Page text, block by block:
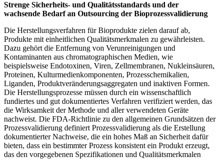
Strenge Sicherheits- und Qualitätsstandards und der
wachsende Bedarf an Outsourcing der Bioprozessvalidierung
Die Herstellungsverfahren für Bioprodukte zielen darauf ab,
Produkte mit einheitlichen Qualitätsmerkmalen zu gewährleisten.
Dazu gehört die Entfernung von Verunreinigungen und
Kontaminanten aus chromatographischen Medien, wie
beispielsweise Endotoxinen, Viren, Zellmembranen, Nukleinsäuren,
Proteinen, Kulturmedienkomponenten, Prozesschemikalien,
Liganden, Produktveränderungsaggregaten und inaktiven Formen.
Die Herstellungsprozesse müssen durch ein wissenschaftlich
fundiertes und gut dokumentiertes Verfahren verifiziert werden, das
die Wirksamkeit der Methode und aller verwendeten Geräte
nachweist. Die FDA-Richtlinie zu den allgemeinen Grundsätzen der
Prozessvalidierung definiert Prozessvalidierung als die Erstellung
dokumentierter Nachweise, die ein hohes Maß an Sicherheit dafür
bieten, dass ein bestimmter Prozess konsistent ein Produkt erzeugt,
das den vorgegebenen Spezifikationen und Qualitätsmerkmalen